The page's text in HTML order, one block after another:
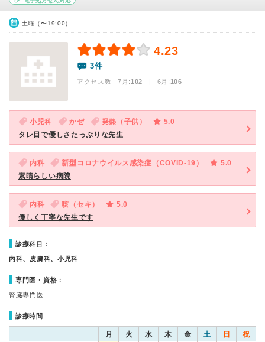
土曜（〜19:00）
4.23
3件
アクセス数 7月:102 | 6月:106
小児科 かぜ 発熱（子供）
5.0
タレ目で優しさたっぷりな先生
内科 新型コロナウイルス感染症（COVID-19）
5.0
素晴らしい病院
内科 咳（セキ）
5.0
優しく丁寧な先生です
診療科目：
内科、皮膚科、小児科
専門医・資格：
腎臓専門医
診療時間
月 火 水 木 金 土 日 祝